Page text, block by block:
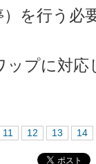
を行う必
プに対応
11 12 13 14